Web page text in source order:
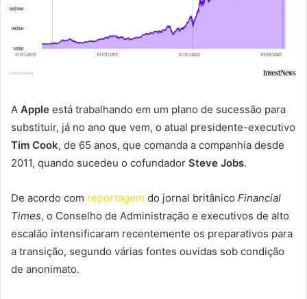
A Apple está trabalhando em um plano de sucessão para
substituir, já no ano que vem, o atual presidente-executivo
Tim Cook, de 65 anos, que comanda a companhia desde
2011, quando sucedeu o cofundador Steve Jobs.
De acordo com reportagem do jornal britânico Financial
Times, o Conselho de Administração e executivos de alto
escalão intensificaram recentemente os preparativos para
a transição, segundo várias fontes ouvidas sob condição
de anonimato.